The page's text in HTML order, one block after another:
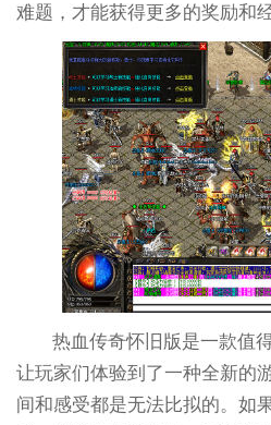
难题，才能获得更多的奖励和经
热血传奇怀旧版是一款值
让玩家们体验到了一种全新的
间和感受都是无法比拟的。如